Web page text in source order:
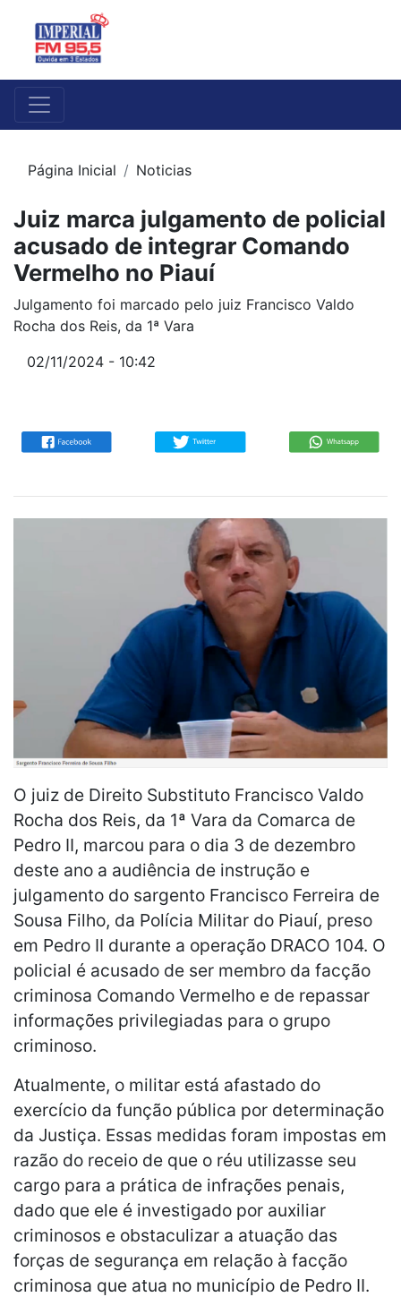
Página Inicial Noticias
Juiz marca julgamento de policial
acusado de integrar Comando
Vermelho no Piauí
Julgamento foi marcado pelo juiz Francisco Valdo
Rocha dos Reis, da 1ª Vara
02/11/2024 - 10:42
O juiz de Direito Substituto Francisco Valdo
Rocha dos Reis, da 1ª Vara da Comarca de
Pedro II, marcou para o dia 3 de dezembro
deste ano a audiência de instrução e
julgamento do sargento Francisco Ferreira de
Sousa Filho, da Polícia Militar do Piauí, preso
em Pedro II durante a operação DRACO 104. O
policial é acusado de ser membro da facção
criminosa Comando Vermelho e de repassar
informações privilegiadas para o grupo
criminoso.
Atualmente, o militar está afastado do
exercício da função pública por determinação
da Justiça. Essas medidas foram impostas em
razão do receio de que o réu utilizasse seu
cargo para a prática de infrações penais,
dado que ele é investigado por auxiliar
criminosos e obstaculizar a atuação das
forças de segurança em relação à facção
criminosa que atua no município de Pedro II.